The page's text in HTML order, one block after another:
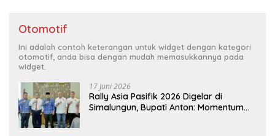
Otomotif
Ini adalah contoh keterangan untuk widget dengan kategori
otomotif, anda bisa dengan mudah memasukkannya pada
widget.
17 Juni 2026
Rally Asia Pasifik 2026 Digelar di
Simalungun, Bupati Anton: Momentum